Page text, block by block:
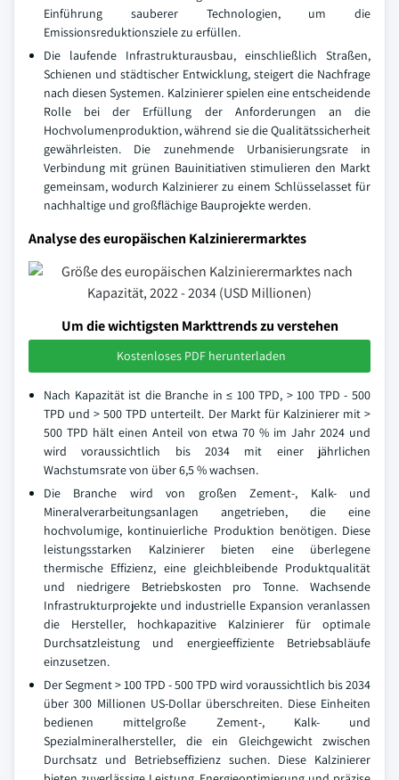
Einführung sauberer Technologien, um die
Emissionsreduktionsziele zu erfüllen.
Die laufende Infrastrukturausbau, einschließlich Straßen,
Schienen und städtischer Entwicklung, steigert die Nachfrage
nach diesen Systemen. Kalzinierer spielen eine entscheidende
Rolle bei der Erfüllung der Anforderungen an die
Hochvolumenproduktion, während sie die Qualitätssicherheit
gewährleisten. Die zunehmende Urbanisierungsrate in
Verbindung mit grünen Bauinitiativen stimulieren den Markt
gemeinsam, wodurch Kalzinierer zu einem Schlüsselasset für
nachhaltige und großflächige Bauprojekte werden.
Analyse des europäischen Kalzinierermarktes
Um die wichtigsten Markttrends zu verstehen
Kostenloses PDF herunterladen
Nach Kapazität ist die Branche in ≤ 100 TPD, > 100 TPD - 500
TPD und > 500 TPD unterteilt. Der Markt für Kalzinierer mit >
500 TPD hält einen Anteil von etwa 70 % im Jahr 2024 und
wird voraussichtlich bis 2034 mit einer jährlichen
Wachstumsrate von über 6,5 % wachsen.
Die Branche wird von großen Zement-, Kalk- und
Mineralverarbeitungsanlagen angetrieben, die eine
hochvolumige, kontinuierliche Produktion benötigen. Diese
leistungsstarken Kalzinierer bieten eine überlegene
thermische Effizienz, eine gleichbleibende Produktqualität
und niedrigere Betriebskosten pro Tonne. Wachsende
Infrastrukturprojekte und industrielle Expansion veranlassen
die Hersteller, hochkapazitive Kalzinierer für optimale
Durchsatzleistung und energieeffiziente Betriebsabläufe
einzusetzen.
Der Segment > 100 TPD - 500 TPD wird voraussichtlich bis 2034
über 300 Millionen US-Dollar überschreiten. Diese Einheiten
bedienen mittelgroße Zement-, Kalk- und
Spezialmineralhersteller, die ein Gleichgewicht zwischen
Durchsatz und Betriebseffizienz suchen. Diese Kalzinierer